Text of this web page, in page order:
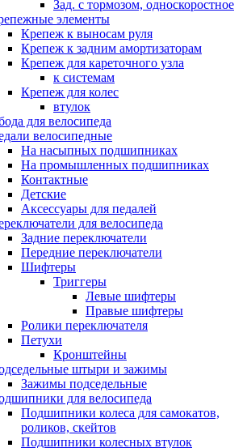
Зад. с тормозом, односкоростное
элементы
Крепеж к выносам руля
Крепеж к задним амортизаторам
Крепеж для кареточного узла
к системам
Крепеж для колес
втулок
для велосипеда
велосипедные
На насыпных подшипниках
На промышленных подшипниках
Контактные
Детские
Аксессуары для педалей
для велосипеда
Задние переключатели
Передние переключатели
Шифтеры
Триггеры
Левые шифтеры
Правые шифтеры
Ролики переключателя
Петухи
Кронштейны
штыри и зажимы
Зажимы подседельные
для велосипеда
Подшипники колеса для самокатов,
роликов, скейтов
Подшипники колесных втулок